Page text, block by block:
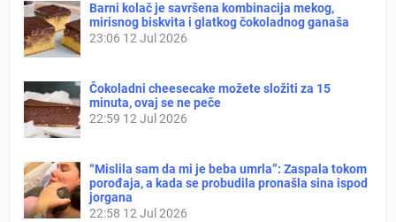
Barni kolač je savršena kombinacija mekog,
mirisnog biskvita i glatkog čokoladnog ganaša
23:06 12 Jul 2026
Čokoladni cheesecake možete složiti za 15
minuta, ovaj se ne peče
22:59 12 Jul 2026
“Mislila sam da mi je beba umrla”: Zaspala tokom
porođaja, a kada se probudila pronašla sina ispod
jorgana
22:58 12 Jul 2026